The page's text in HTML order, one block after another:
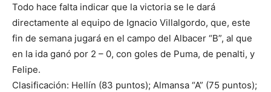
Todo hace falta indicar que la victoria se le dará
directamente al equipo de Ignacio Villalgordo, que, este
fin de semana jugará en el campo del Albacer “B”, al que
en la ida ganó por 2 – 0, con goles de Puma, de penalti, y
Felipe.
Clasificación: Hellín (83 puntos); Almansa “A” (75 puntos);